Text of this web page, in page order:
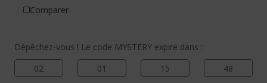
Dépêchez-vous ! Le code MYSTERY expire dans :
02
01 15 47
Comparer